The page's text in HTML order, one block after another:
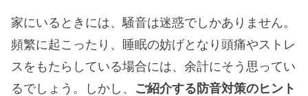
家にいるときには、騒音は迷惑でしかありません。
頻繁に起こったり、睡眠の妨げとなり頭痛やストレ
スをもたらしている場合には、余計にそう思ってい
るでしょう。しかし、 ご紹介する防音対策のヒント